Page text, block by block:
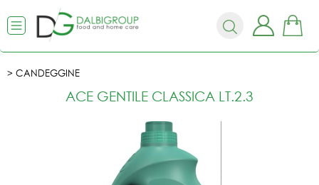
CANDEGGINE
ACE GENTILE CLASSICA LT.2.3